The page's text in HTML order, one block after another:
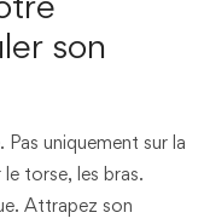
son
uniquement sur la
torse, les bras.
Attrapez son